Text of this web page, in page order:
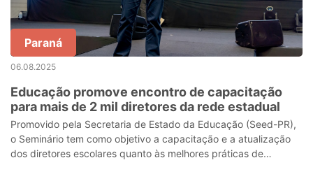
Paraná
06.08.2025
Educação promove encontro de capacitação
para mais de 2 mil diretores da rede estadual
Promovido pela Secretaria de Estado da Educação (Seed-PR),
o Seminário tem como objetivo a capacitação e a atualização
dos diretores escolares quanto às melhores práticas de